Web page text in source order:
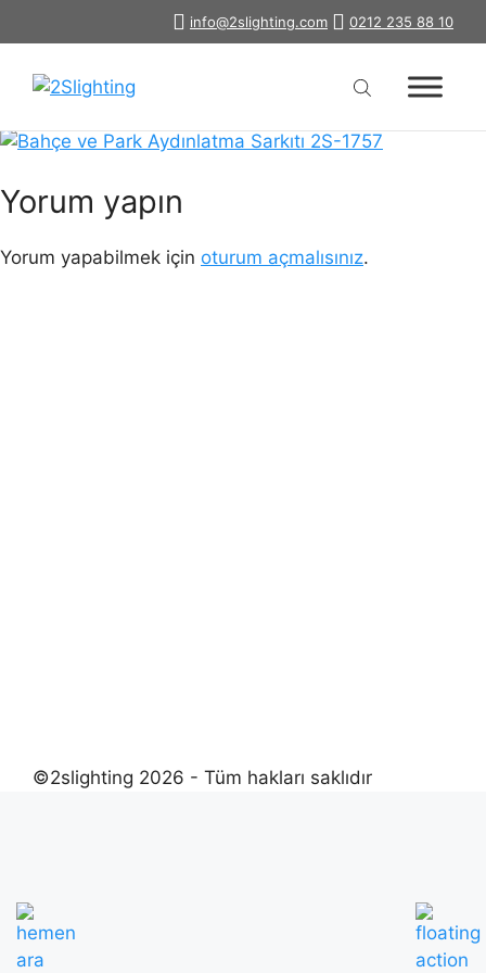
atla
info@2slighting.com 0212 235 88 10
bahce-park-aydinlatma-sarkiti-2s-
1757
Yorum yapın
Yorum yapabilmek için oturum açmalısınız.
©2slighting 2026 - Tüm hakları saklıdır